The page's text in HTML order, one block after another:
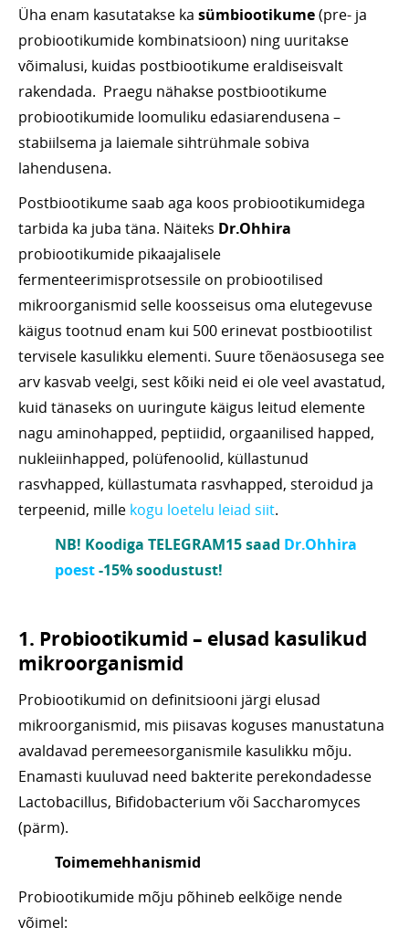
Üha enam kasutatakse ka sümbiootikume(pre- ja
probiootikumide kombinatsioon) ning uuritakse
võimalusi, kuidas postbiootikume eraldiseisvalt
rakendada. Praegu nähakse postbiootikume
probiootikumide loomuliku edasiarendusena –
stabiilsema ja laiemale sihtrühmale sobiva
lahendusena.
Postbiootikume saab aga koos probiootikumidega
tarbida ka juba täna. Näiteks Dr.Ohhira
probiootikumide pikaajalisele
fermenteerimisprotsessile on probiootilised
mikroorganismid selle koosseisus oma elutegevuse
käigus tootnud enam kui 500 erinevat postbiootilist
tervisele kasulikku elementi. Suure tõenäosusega see
arv kasvab veelgi, sest kõiki neid ei ole veel avastatud,
kuid tänaseks on uuringute käigus leitud elemente
nagu aminohapped, peptiidid, orgaanilised happed,
nukleiinhapped, polüfenoolid, küllastunud
rasvhapped, küllastumata rasvhapped, steroidud ja
terpeenid, mille kogu loetelu leiad siit.
NB! Koodiga TELEGRAM15 saad Dr.Ohhira
poest-15% soodustust!
1. Probiootikumid – elusad kasulikud
mikroorganismid
Probiootikumid on definitsiooni järgi elusad
mikroorganismid, mis piisavas koguses manustatuna
avaldavad peremeesorganismile kasulikku mõju.
Enamasti kuuluvad need bakterite perekondadesse
Lactobacillus, Bifidobacterium või Saccharomyces
(pärm).
Toimemehhanismid
Probiootikumide mõju põhineb eelkõige nende
võimel: